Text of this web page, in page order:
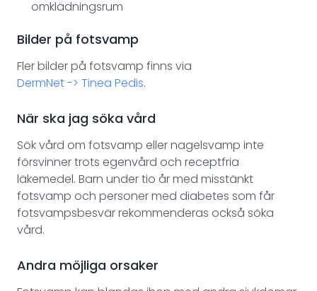
omklädningsrum
Bilder på fotsvamp
Fler bilder på fotsvamp finns via
DermNet -> Tinea Pedis.
När ska jag söka vård
Sök vård om fotsvamp eller nagelsvamp inte
försvinner trots egenvård och receptfria
läkemedel. Barn under tio år med misstänkt
fotsvamp och personer med diabetes som får
fotsvampsbesvär rekommenderas också söka
vård.
Andra möjliga orsaker